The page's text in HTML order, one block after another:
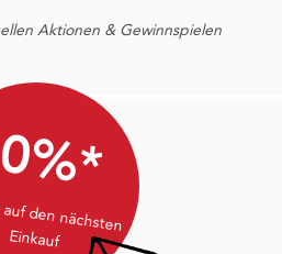
Aktionen & Gewinnspielen
den nächsten
Einkauf